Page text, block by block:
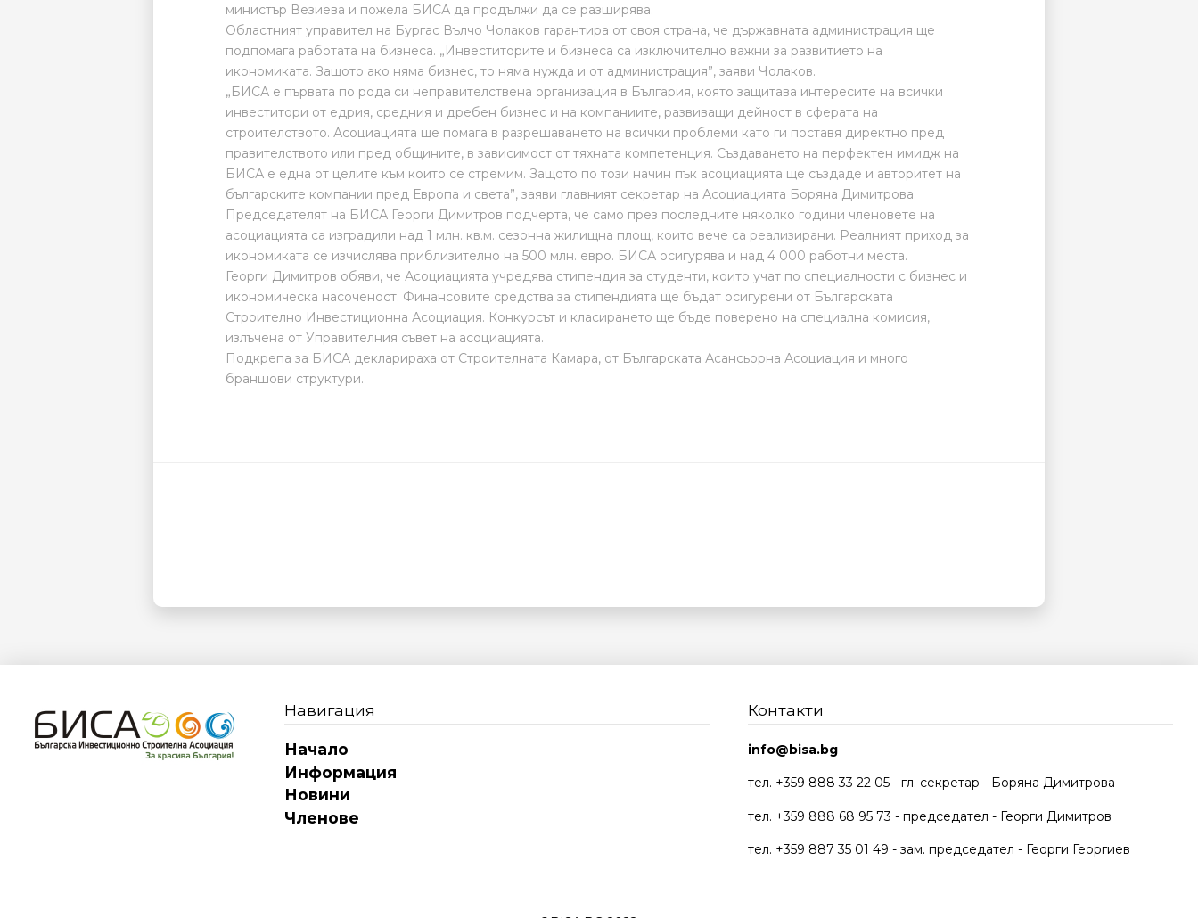
министър Везиева и пожела БИСА да продължи да се разширява.
Областният управител на Бургас Вълчо Чолаков гарантира от своя страна, че държавната администрация ще
подпомага работата на бизнеса. „Инвеститорите и бизнеса са изключително важни за развитието на
икономиката. Защото ако няма бизнес, то няма нужда и от администрация”, заяви Чолаков.
„БИСА е първата по рода си неправителствена организация в България, която защитава интересите на всички
инвеститори от едрия, средния и дребен бизнес и на компаниите, развиващи дейност в сферата на
строителството. Асоциацията ще помага в разрешаването на всички проблеми като ги поставя директно пред
правителството или пред общините, в зависимост от тяхната компетенция. Създаването на перфектен имидж на
БИСА е една от целите към които се стремим. Защото по този начин пък асоциацията ще създаде и авторитет на
българските компании пред Европа и света”, заяви главният секретар на Асоциацията Боряна Димитрова.
Председателят на БИСА Георги Димитров подчерта, че само през последните няколко години членовете на
асоциацията са изградили над 1 млн. кв.м. сезонна жилищна площ, които вече са реализирани. Реалният приход за
икономиката се изчислява приблизително на 500 млн. евро. БИСА осигурява и над 4 000 работни места.
Георги Димитров обяви, че Асоциацията учредява стипендия за студенти, които учат по специалности с бизнес и
икономическа насоченост. Финансовите средства за стипендията ще бъдат осигурени от Българската
Строително Инвестиционна Асоциация. Конкурсът и класирането ще бъде поверено на специална комисия,
излъчена от Управителния съвет на асоциацията.
Подкрепа за БИСА декларираха от Строителната Камара, от Българската Асансьорна Асоциация и много
браншови структури.
Навигация
Начало
Информация
Новини
Членове
Контакти
info@bisa.bg
тел. +359 888 33 22 05 - гл. секретар - Боряна Димитрова
тел. +359 888 68 95 73 - председател - Георги Димитров
тел. +359 887 35 01 49 - зам. председател - Георги Георгиев